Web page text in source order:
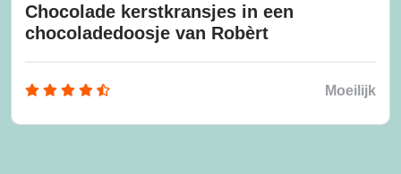
Chocolade kerstkransjes in een
chocoladedoosje van Robèrt
Moeilijk